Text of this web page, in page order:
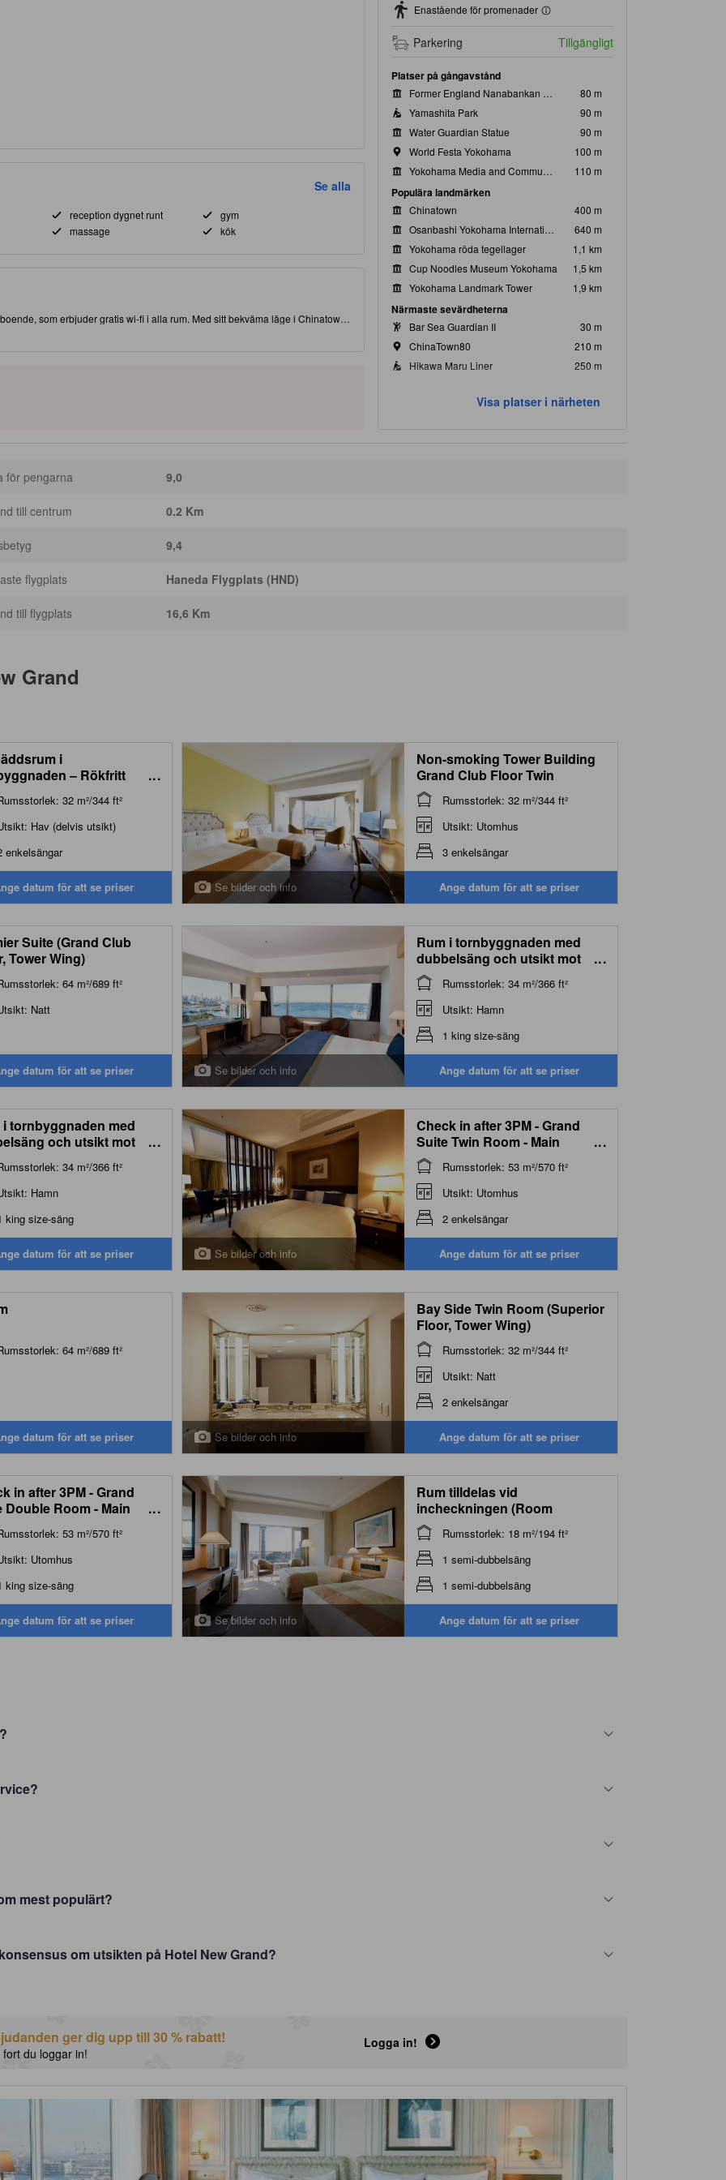
Se alla
reception dygnet runt
gym
massage kök
som erbjuder gratis wi-fi i alla rum. Med sitt bekväma läge i Chinatown-
attraktioner och intressanta matställen. Åk inte härifrån förrän du besökt
Enastående för promenader
Parkering Tillgängligt
Platser på gångavstånd
Former England Nanabankan Building
80 m
Yamashita Park
90 m
Water Guardian Statue
90 m
World Festa Yokohama
100 m
Yokohama Media and Communications Center
110 m
Populära landmärken
Chinatown
400 m
Osanbashi Yokohama International Passenger Terminal
640 m
Yokohama röda tegellager
1,1 km
Cup Noodles Museum Yokohama
1,5 km
Yokohama Landmark Tower
1,9 km
Närmaste sevärdheterna
Bar Sea Guardian II
30 m
ChinaTown80
210 m
Hikawa Maru Liner
250 m
250 m
Visa platser i närheten
för pengarna 9,0
till centrum 0.2 Km
9,4
flygplats Haneda Flygplats (HND)
till flygplats 16,6 Km
Grand
i
‒ Rökfritt
Building Twin Room -
...
32 m²/344 ft²
Hav (delvis utsikt)
enkelsängar
datum för att se priser Se bilder och info
Non-smoking Tower Building
Grand Club Floor Twin
Rumsstorlek: 32 m²/344 ft²
Utsikt: Utomhus
3 enkelsängar
Ange datum för att se priser
Suite (Grand Club
Tower Wing)
64 m²/689 ft²
Natt
datum för att se priser Se bilder och info
Rum i tornbyggnaden med
dubbelsäng och utsikt mot
bukten ‒ Rökning tillåtet
(Tower Building Bay View
Room with Double Bed -
Smoking)
...
Rumsstorlek: 34 m²/366 ft²
Utsikt: Hamn
1 king size-säng
Ange datum för att se priser
i tornbyggnaden med
och utsikt mot
‒ Rökfritt (Tower
Bay View Room with
Bed - Non-Smoking)
...
34 m²/366 ft²
Hamn
king size-säng
datum för att se priser Se bilder och info
Check in after 3PM - Grand
Suite Twin Room - Main
Building - Non-Smoking
...
Rumsstorlek: 53 m²/570 ft²
Utsikt: Utomhus
2 enkelsängar
Ange datum för att se priser
64 m²/689 ft²
datum för att se priser Se bilder och info
Bay Side Twin Room (Superior
Floor, Tower Wing)
Rumsstorlek: 32 m²/344 ft²
Utsikt: Natt
2 enkelsängar
Ange datum för att se priser
in after 3PM - Grand
Double Room - Main
- Non-Smoking
...
53 m²/570 ft²
Utomhus
king size-säng
datum för att se priser Se bilder och info
Rum tilldelas vid
incheckningen (Room
Selected at Check-In)
Rumsstorlek: 18 m²/194 ft²
1 semi-dubbelsäng
1 semi-dubbelsäng
Ange datum för att se priser
mest populärt?
om utsikten på Hotel New Grand?
ger dig upp till 30 % rabatt!
du loggar in!
Logga in!